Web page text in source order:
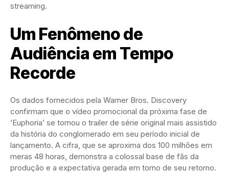
streaming.
Um Fenômeno de
Audiência em Tempo
Recorde
Os dados fornecidos pela Warner Bros. Discovery
confirmam que o vídeo promocional da próxima fase de
‘Euphoria’ se tornou o trailer de série original mais assistido
da história do conglomerado em seu período inicial de
lançamento. A cifra, que se aproxima dos 100 milhões em
meras 48 horas, demonstra a colossal base de fãs da
produção e a expectativa gerada em torno de seu retorno.